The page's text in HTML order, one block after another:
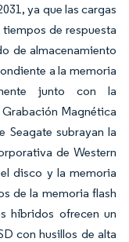
ya que las cargas
de respuesta
de almacenamiento
a la memoria
junto con la
Magnética
Seagate subrayan la
de Western
disco y la memoria
de la memoria flash
híbridos ofrecen un
con husillos de alta